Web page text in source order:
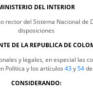
DEL INTERIOR
rector del Sistema Nacional de
disposiciones
DE LA REPUBLICA DE
y legales, en especial las
Política y los artículos 43y54de
CONSIDERANDO: